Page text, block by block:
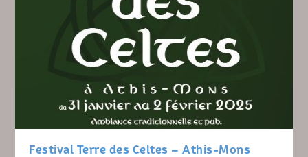
Festival Terre des Celtes – Athis-Mons